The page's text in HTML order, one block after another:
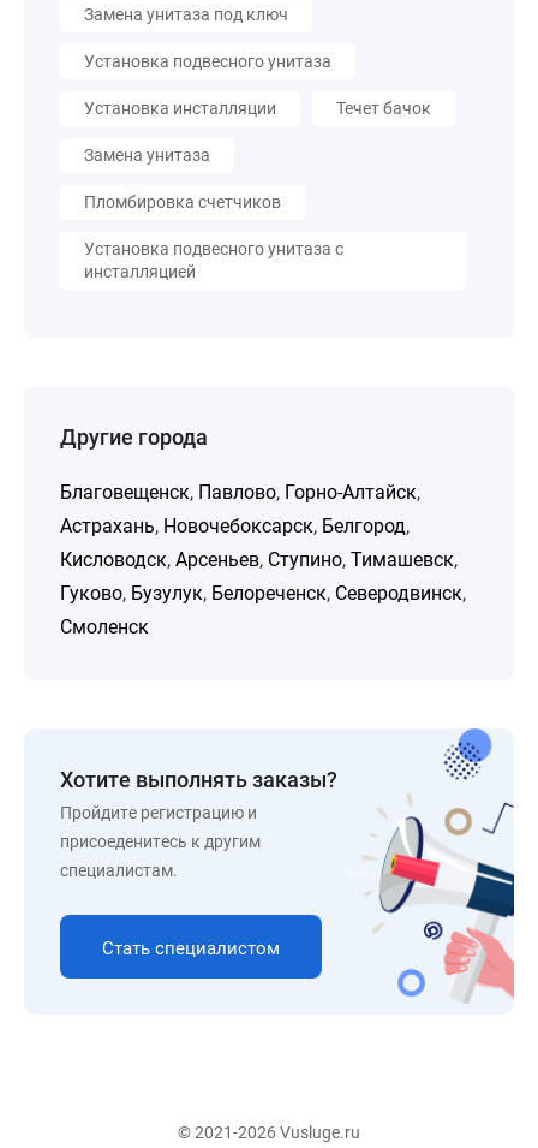
Замена унитаза под ключ
Установка подвесного унитаза
Установка инсталляции Течет бачок
Замена унитаза
Пломбировка счетчиков
Установка подвесного унитаза с
инсталляцией
Другие города
Благовещенск, Павлово, Горно-Алтайск,
Астрахань, Новочебоксарск, Белгород,
Кисловодск, Арсеньев, Ступино, Тимашевск,
Гуково, Бузулук, Белореченск, Северодвинск,
Смоленск
Хотите выполнять заказы?
Пройдите регистрацию и
присоеденитесь к другим
специалистам.
Стать специалистом
© 2021-2026 Vusluge.ru